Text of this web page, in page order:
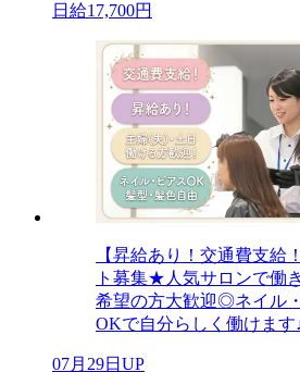
日給17,700円
【昇給あり！交通費支給
ト募集★人気サロンで働
希望の方大歓迎◎ネイル
OKで自分らしく働けます
07月29日UP